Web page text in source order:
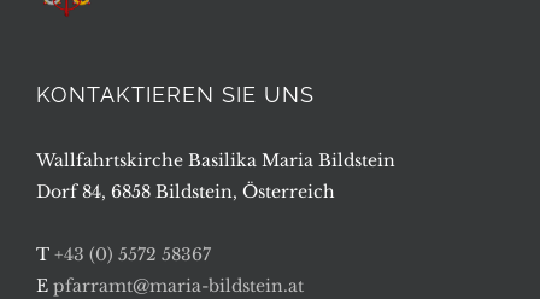
KONTAKTIEREN SIE UNS
Wallfahrtskirche Basilika Maria Bildstein
Dorf 84, 6858 Bildstein, Österreich
T +43 (0) 5572 58367
E pfarramt@maria-bildstein.at